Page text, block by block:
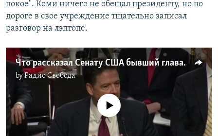
покое". Коми ничего не обещал президенту, но по
дороге в свое учреждение тщательно записал
разговор на лэптопе.
Что рассказал Сенату США бывший глава ФБР
byРадио Свобода
No media source currently available